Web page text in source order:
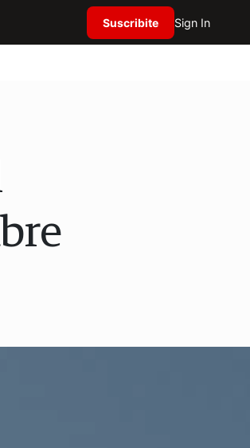
Suscribite Sign In